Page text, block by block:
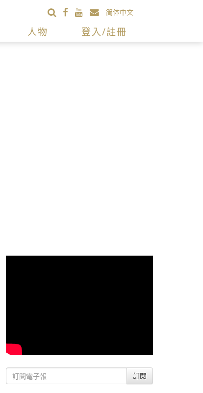
简体中文
人物 登入/註冊
訂閱